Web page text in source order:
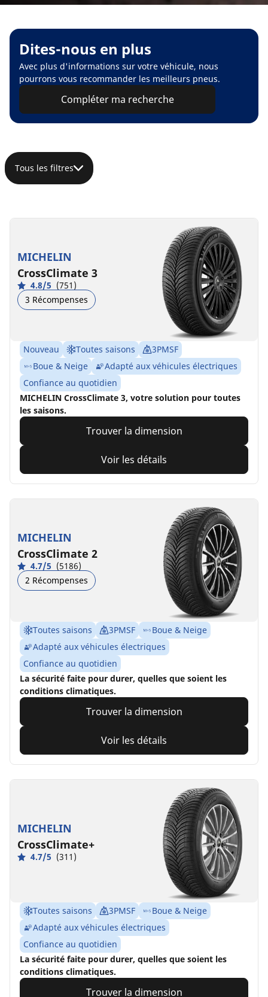
Dites-nous en plus
Avec plus d'informations sur votre véhicule, nous
pourrons vous recommander les meilleurs pneus.
Compléter ma recherche
Tous les filtres
MICHELIN
CrossClimate 3
4.8/5 (751)
3 Récompenses
Nouveau Toutes saisons
3PMSF
Boue & Neige
Adapté aux véhicules électriques
Confiance au quotidien
MICHELIN CrossClimate 3, votre solution pour toutes
les saisons.
Trouver la dimension
Voir les détails
MICHELIN
CrossClimate 2
4.7/5 (5186)
2 Récompenses
Toutes saisons 3PMSF
Boue & Neige
Adapté aux véhicules électriques
Confiance au quotidien
La sécurité faite pour durer, quelles que soient les
conditions climatiques.
Trouver la dimension
Voir les détails
MICHELIN
CrossClimate+
4.7/5 (311)
Toutes saisons 3PMSF
Boue & Neige
Adapté aux véhicules électriques
Confiance au quotidien
La sécurité faite pour durer, quelles que soient les
conditions climatiques.
Trouver la dimension